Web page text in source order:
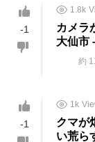
1.8k
カメラ
大仙市
約
-1
1k
クマが
い荒ら
-1